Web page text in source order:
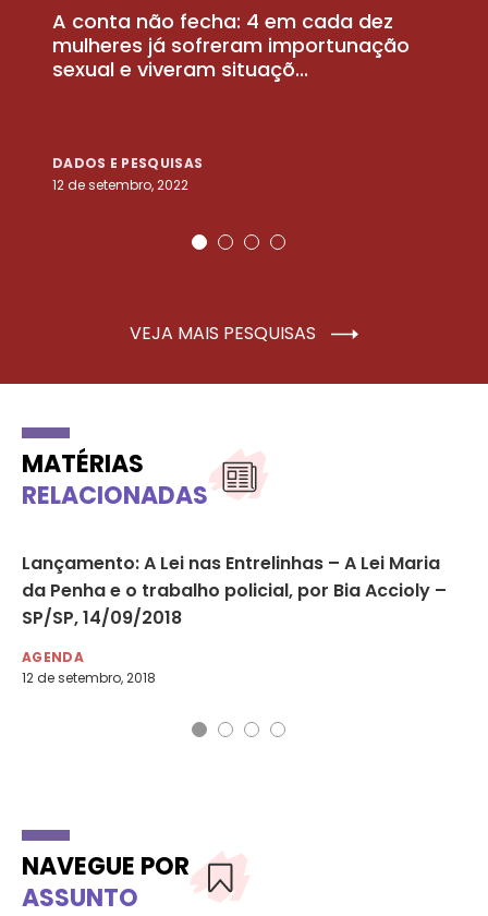
A conta não fecha: 4 em cada dez
mulheres já sofreram importunação
sexual e viveram situaçõ...
DADOS E PESQUISAS
12 de setembro, 2022
VEJA MAIS PESQUISAS
MATÉRIAS
RELACIONADAS
Lançamento: A Lei nas Entrelinhas – A Lei Maria
da Penha e o trabalho policial, por Bia Accioly –
SP/SP, 14/09/2018
AGENDA
12 de setembro, 2018
NAVEGUE POR
ASSUNTO